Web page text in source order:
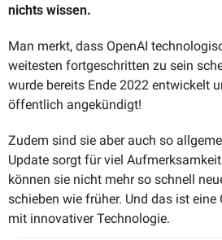
nichts wissen.
Man merkt, dass OpenAI
weitesten fortgeschritten zu sein
wurde bereits Ende 2022 entwickelt
öffentlich angekündigt!
Zudem sind sie aber auch so
Update sorgt für viel
können sie nicht mehr so schnell
schieben wie früher. Und das ist eine
mit innovativer Technologie.